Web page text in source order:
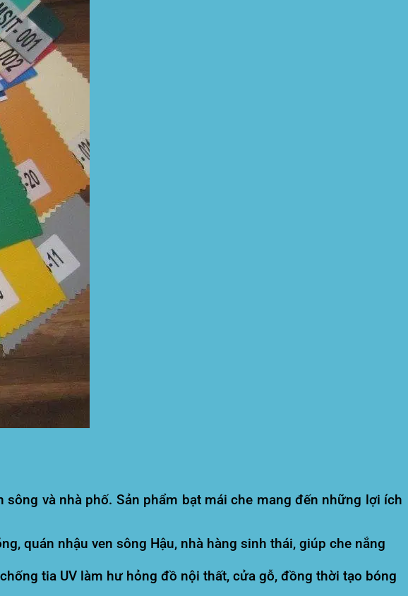
và nhà phố. Sản phẩm bạt mái che mang đến những lợi ích
quán nhậu ven sông Hậu, nhà hàng sinh thái, giúp che nắng
tia UV làm hư hỏng đồ nội thất, cửa gỗ, đồng thời tạo bóng